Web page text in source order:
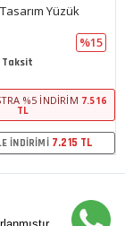
Yüzük
%15
Taksit
%5 İNDIRIM 7.516
TL
İNDIRIMI 7.215 TL